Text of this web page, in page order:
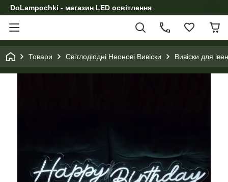
DoLampochki - магазин LED освітлення
Товари Світлодіодні Неонові Вивіски Вивіски для